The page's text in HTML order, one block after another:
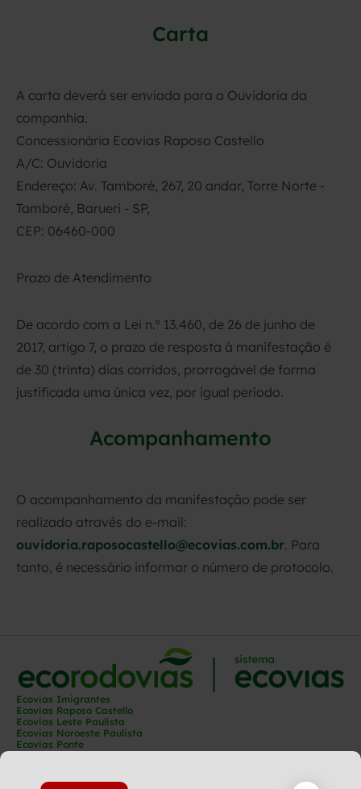
Carta
A carta deverá ser enviada para a Ouvidoria da
companhia.
Concessionária Ecovias Raposo Castello
A/C: Ouvidoria
Endereço: Av. Tamboré, 267, 20 andar, Torre Norte -
Tamboré, Barueri - SP,
CEP: 06460-000
Prazo de Atendimento
De acordo com a Lei n.º 13.460, de 26 de junho de
2017, artigo 7, o prazo de resposta à manifestação é
de 30 (trinta) dias corridos, prorrogável de forma
justificada uma única vez, por igual período.
Acompanhamento
O acompanhamento da manifestação pode ser
realizado através do e-mail:
ouvidoria.raposocastello@ecovias.com.br. Para
tanto, é necessário informar o número de protocolo.
Ecovias Imigrantes
Ecovias Raposo Castello
Ecovias Leste Paulista
Ecovias Noroeste Paulista
Ecovias Ponte